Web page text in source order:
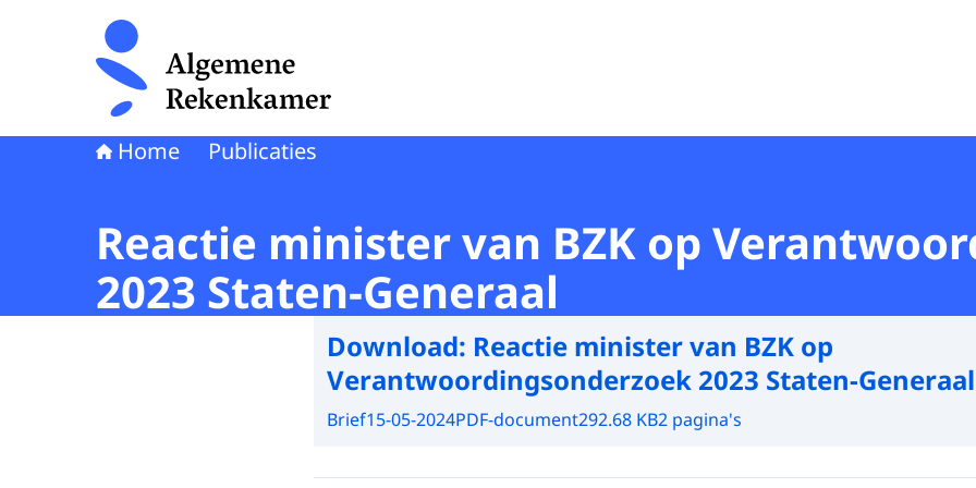
Naar de homepage van Algemene Rekenkamer
Home Publicaties
Reactie minister van BZK op
2023 Staten-Generaal
Download: Reactie minister van BZK op
Verantwoordingsonderzoek 2023 Staten-Generaal
Brief15-05-2024PDF-document292.68 KB2 pagina's